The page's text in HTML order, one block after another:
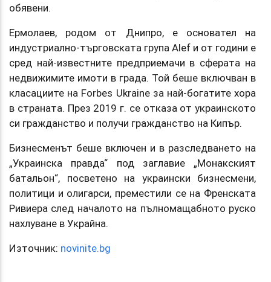
обявени.
Ермолаев, родом от Днипро, е основател на
индустриално-търговската група Alef и от години е
сред най-известните предприемачи в сферата на
недвижимите имоти в града. Той беше включван в
класациите на Forbes Ukraine за най-богатите хора
в страната. През 2019 г. се отказа от украинското
си гражданство и получи гражданство на Кипър.
Бизнесменът беше включен и в разследването на
„Украинска правда“ под заглавие „Монакският
батальон“, посветено на украински бизнесмени,
политици и олигарси, преместили се на Френската
Ривиера след началото на пълномащабното руско
нахлуване в Украйна.
Източник: novinite.bg